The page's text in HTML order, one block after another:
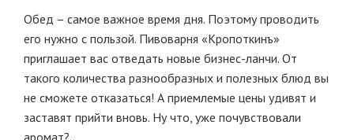
Обед – самое важное время дня. Поэтому проводить
его нужно с пользой. Пивоварня «Кропоткинъ»
приглашает вас отведать новые бизнес-ланчи. От
такого количества разнообразных и полезных блюд вы
не сможете отказаться! А приемлемые цены удивят и
заставят прийти вновь. Ну что, уже почувствовали
аромат?..